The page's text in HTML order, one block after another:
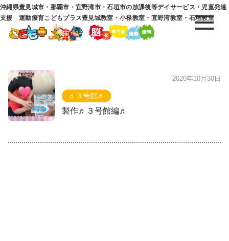
沖縄県豊見城市・那覇市・宜野湾市・石垣市の放課後等デイサービス・児童発達
支援 運動療育こどもプラス豊見城教室・小禄教室・宜野湾教室・石垣教室
♬３号館♬
製作♬３号館編♬
2020年10月30日